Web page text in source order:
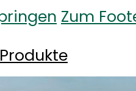
Zum
Produkte